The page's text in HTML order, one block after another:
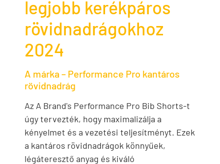
legjobb kerékpáros
rövidnadrágokhoz
2024
A márka – Performance Pro kantáros
rövidnadrág
Az A Brand's Performance Pro Bib Shorts-t
úgy tervezték, hogy maximalizálja a
kényelmet és a vezetési teljesítményt. Ezek
a kantáros rövidnadrágok könnyűek,
légáteresztő anyag és kiváló